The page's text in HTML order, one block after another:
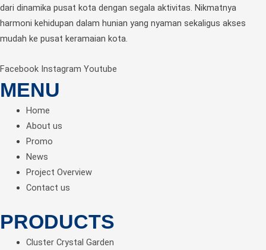
dari dinamika pusat kota dengan segala aktivitas. Nikmatnya
harmoni kehidupan dalam hunian yang nyaman sekaligus akses
mudah ke pusat keramaian kota.
Facebook Instagram Youtube
MENU
Home
About us
Promo
News
Project Overview
Contact us
PRODUCTS
Cluster Crystal Garden